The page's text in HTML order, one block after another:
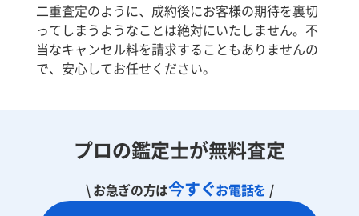
二重査定のように、成約後にお客様の期待を裏切
ってしまうようなことは絶対にいたしません。不
当なキャンセル料を請求することもありませんの
で、安心してお任せください。
プロの鑑定士が無料査定
\ お急ぎの方は今すぐお電話を /